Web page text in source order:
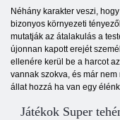
Néhány karakter veszi,
bizonyos környezeti
mutatják az átalakulás a
újonnan kapott erejét
ellenére kerül be a harcot
vannak szokva, és már
állat hozzá ha van egy
Játékok Super